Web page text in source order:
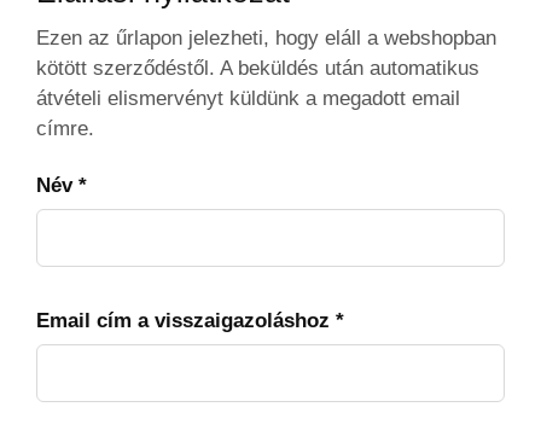
Ezen az űrlapon jelezheti, hogy eláll a webshopban
kötött szerződéstől. A beküldés után automatikus
átvételi elismervényt küldünk a megadott email
címre.
Név *
Email cím a visszaigazoláshoz *